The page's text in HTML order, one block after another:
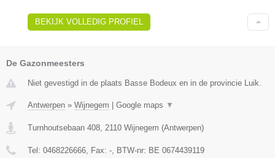
BEKIJK VOLLEDIG PROFIEL
De Gazonmeesters
Niet gevestigd in de plaats Basse Bodeux en in de provincie Luik.
Antwerpen » Wijnegem Google maps ▼
Turnhoutsebaan 408, 2110 Wijnegem (Antwerpen)
Tel: 0468226666, Fax: -, BTW-nr: BE 0674439119